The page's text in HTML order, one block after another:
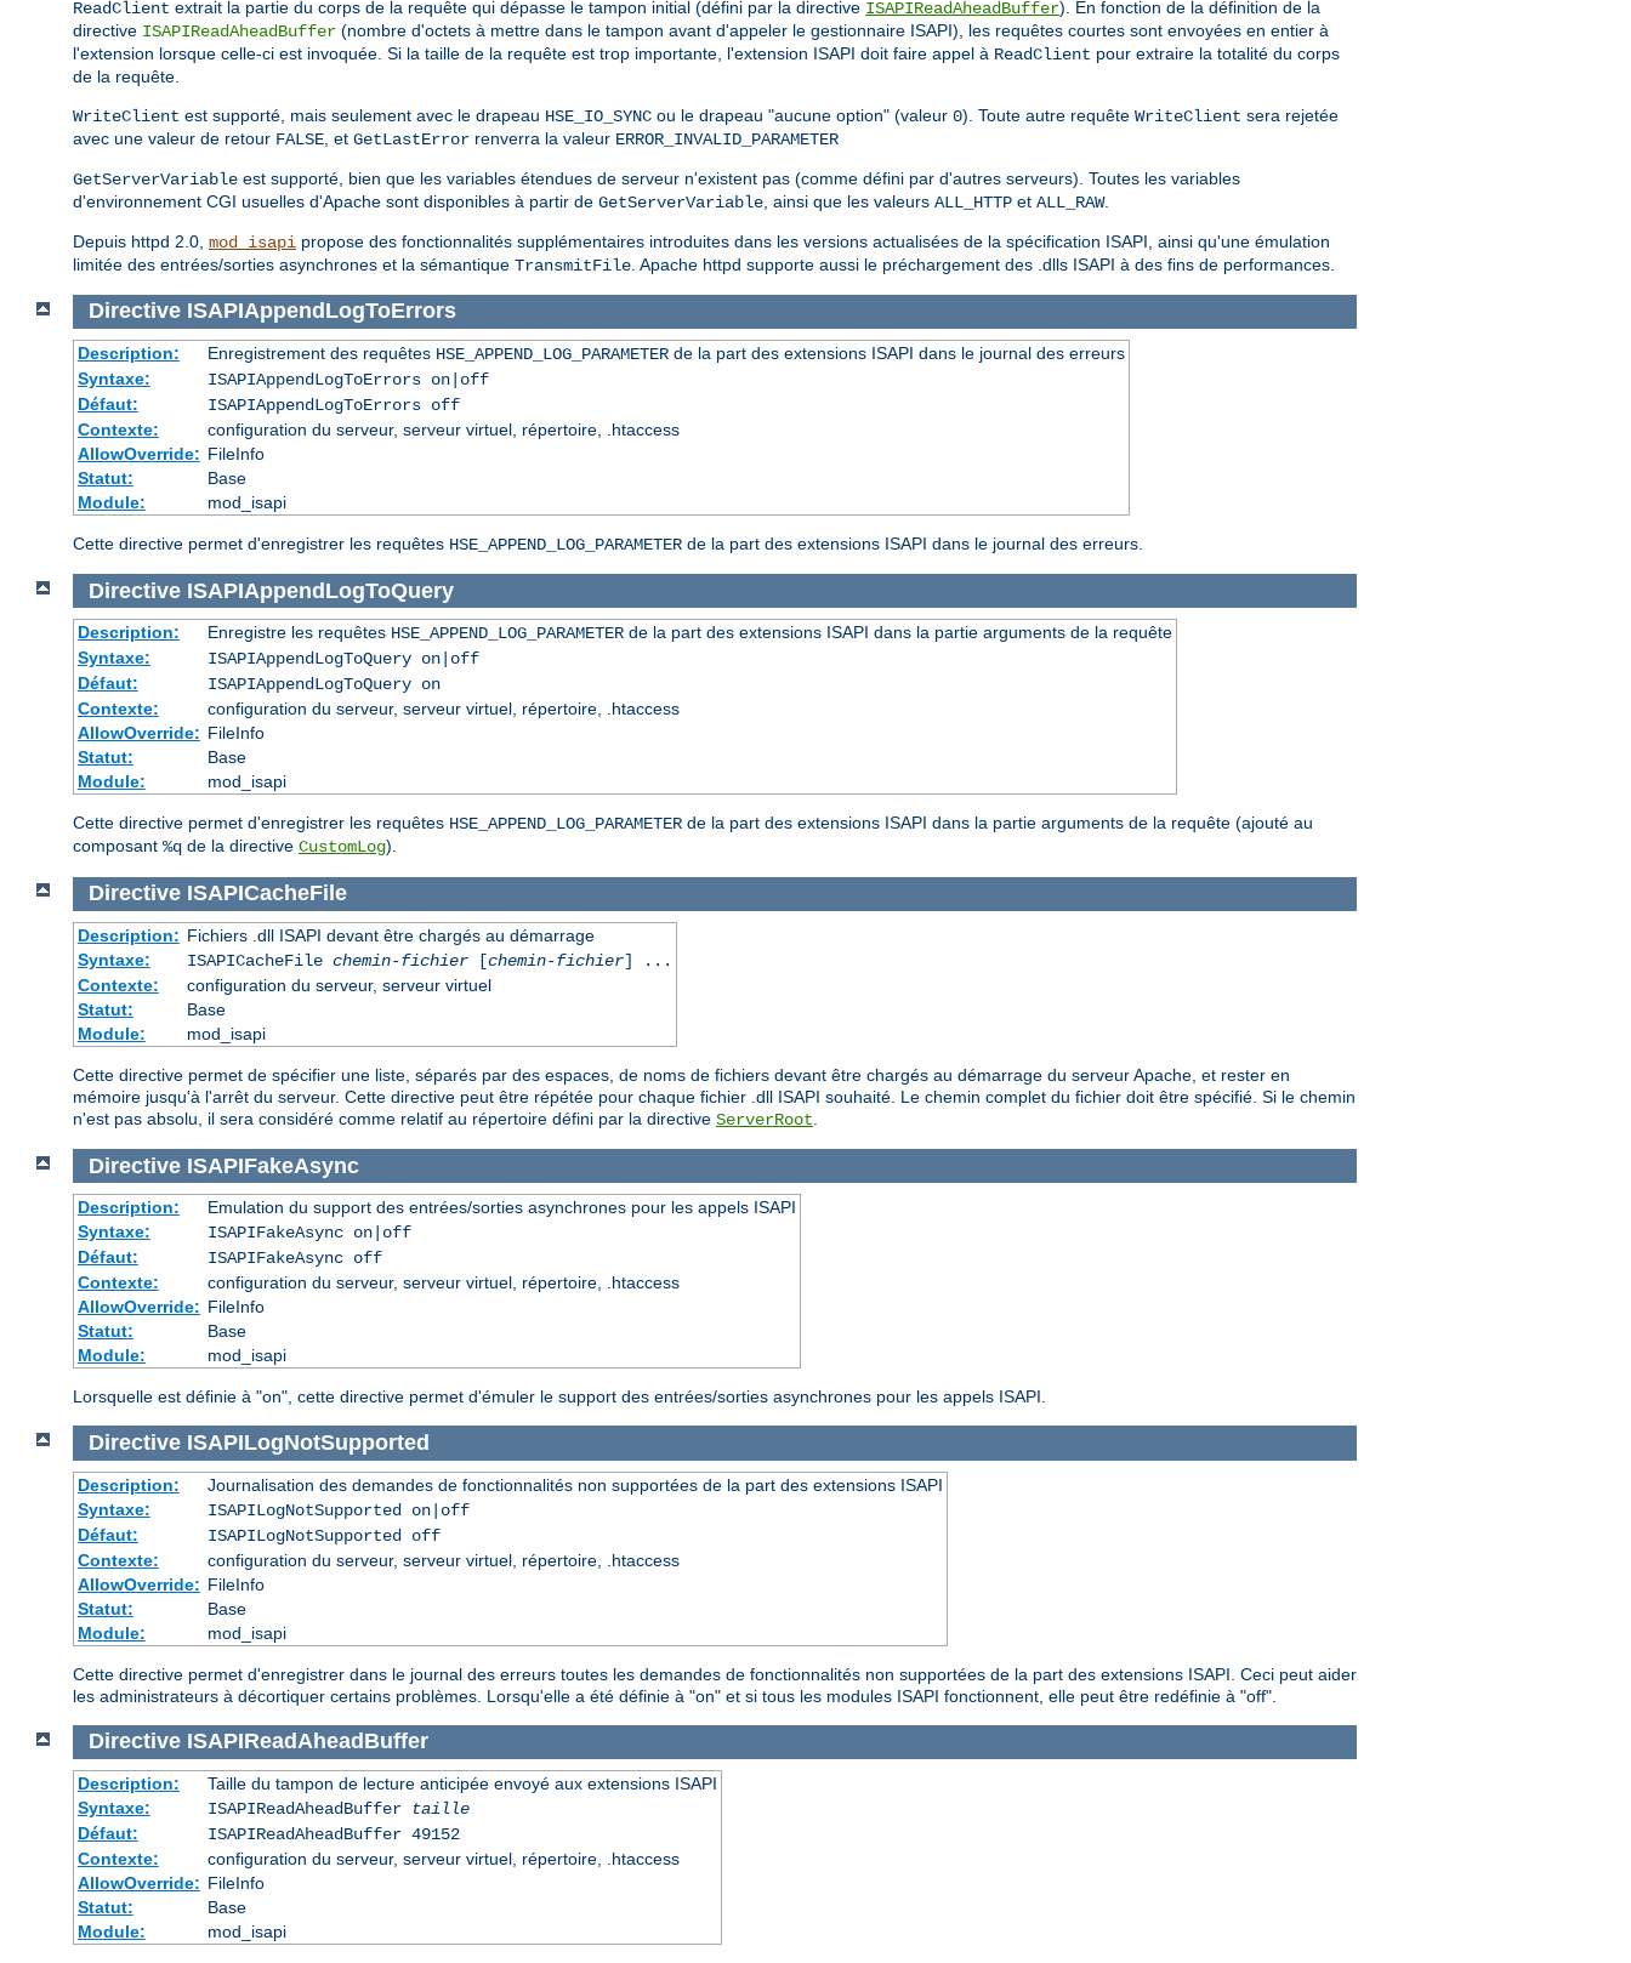
ReadClient extrait la partie du corps de la requête qui dépasse le tampon initial (défini par la directive ISAPIReadAheadBuffer). En fonction de la définition de la
directive ISAPIReadAheadBuffer (nombre d'octets à mettre dans le tampon avant d'appeler le gestionnaire ISAPI), les requêtes courtes sont envoyées en entier à
l'extension lorsque celle-ci est invoquée. Si la taille de la requête est trop importante, l'extension ISAPI doit faire appel à ReadClient pour extraire la totalité du corps
de la requête.
WriteClient est supporté, mais seulement avec le drapeau HSE_IO_SYNC ou le drapeau "aucune option" (valeur 0). Toute autre requête WriteClient sera rejetée
avec une valeur de retour FALSE , et GetLastError renverra la valeur ERROR_INVALID_PARAMETER
GetServerVariable est supporté, bien que les variables étendues de serveur n'existent pas (comme défini par d'autres serveurs). Toutes les variables
d'environnement CGI usuelles d'Apache sont disponibles à partir de GetServerVariable , ainsi que les valeurs ALL_HTTP et ALL_RAW.
Depuis httpd 2.0, mod_isapi propose des fonctionnalités supplémentaires introduites dans les versions actualisées de la spécification ISAPI, ainsi qu'une émulation
limitée des entrées/sorties asynchrones et la sémantique TransmitFile . Apache httpd supporte aussi le préchargement des .dlls ISAPI à des fins de performances.
Directive ISAPIAppendLogToErrors
Description: Enregistrement des requêtes HSE_APPEND_LOG_PARAMETERde la part des extensions ISAPI dans le journal des erreurs
Syntaxe:
ISAPIAppendLogToErrors on|off
Défaut:
ISAPIAppendLogToErrors off
Contexte:
configuration du serveur, serveur virtuel, répertoire, .htaccess
AllowOverride: FileInfo
Statut:
Base
Module:
mod_isapi
Cette directive permet d'enregistrer les requêtes HSE_APPEND_LOG_PARAMETER de la part des extensions ISAPI dans le journal des erreurs.
Directive ISAPIAppendLogToQuery
Description: Enregistre les requêtes HSE_APPEND_LOG_PARAMETERde la part des extensions ISAPI dans la partie arguments de la requête
Syntaxe:
ISAPIAppendLogToQuery on|off
Défaut:
ISAPIAppendLogToQuery on
Contexte:
configuration du serveur, serveur virtuel, répertoire, .htaccess
AllowOverride: FileInfo
Statut:
Base
Module:
mod_isapi
Cette directive permet d'enregistrer les requêtes HSE_APPEND_LOG_PARAMETER de la part des extensions ISAPI dans la partie arguments de la requête (ajouté au
composant %q de la directive CustomLog).
Directive ISAPICacheFile
Description: Fichiers .dll ISAPI devant être chargés au démarrage
Syntaxe:
ISAPICacheFile chemin-fichier[chemin-fichier] ...
Contexte:
configuration du serveur, serveur virtuel
Statut:
Base
Module:
mod_isapi
Cette directive permet de spécifier une liste, séparés par des espaces, de noms de fichiers devant être chargés au démarrage du serveur Apache, et rester en
mémoire jusqu'à l'arrêt du serveur. Cette directive peut être répétée pour chaque fichier .dll ISAPI souhaité. Le chemin complet du fichier doit être spécifié. Si le chemin
n'est pas absolu, il sera considéré comme relatif au répertoire défini par la directive ServerRoot
Directive ISAPIFakeAsync
Description:
Emulation du support des entrées/sorties asynchrones pour les appels ISAPI
Syntaxe:
ISAPIFakeAsync on|off
Défaut:
ISAPIFakeAsync off
Contexte:
configuration du serveur, serveur virtuel, répertoire, .htaccess
AllowOverride: FileInfo
Statut:
Base
Module:
mod_isapi
Lorsquelle est définie à "on", cette directive permet d'émuler le support des entrées/sorties asynchrones pour les appels ISAPI.
Directive ISAPILogNotSupported
Description:
Journalisation des demandes de fonctionnalités non supportées de la part des extensions ISAPI
Syntaxe:
ISAPILogNotSupported on|off
Défaut:
ISAPILogNotSupported off
Contexte:
configuration du serveur, serveur virtuel, répertoire, .htaccess
AllowOverride: FileInfo
Statut:
Base
Module:
mod_isapi
Cette directive permet d'enregistrer dans le journal des erreurs toutes les demandes de fonctionnalités non supportées de la part des extensions ISAPI. Ceci peut aider
les administrateurs à décortiquer certains problèmes. Lorsqu'elle a été définie à "on" et si tous les modules ISAPI fonctionnent, elle peut être redéfinie à "off".
Directive ISAPIReadAheadBuffer
Description:
Taille du tampon de lecture anticipée envoyé aux extensions ISAPI
Syntaxe:
ISAPIReadAheadBuffer
taille
Défaut:
ISAPIReadAheadBuffer 49152
Contexte:
configuration du serveur, serveur virtuel, répertoire, .htaccess
AllowOverride: FileInfo
Statut:
Base
Module:
mod_isapi